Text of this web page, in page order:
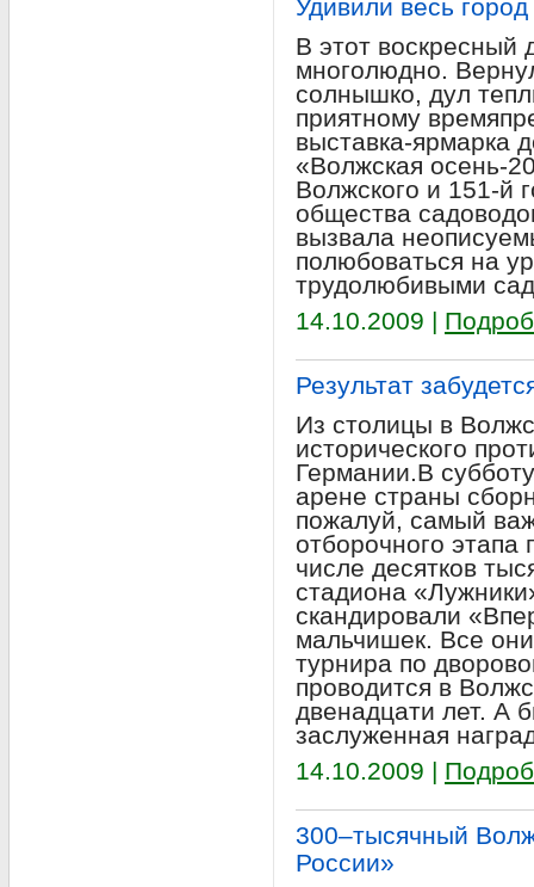
Удивили весь город
В этот воскресный
многолюдно.
солнышко, дул
приятному
выставка-ярмарка
«Волжская осень-
Волжского и 151-й
общества
вызвала
полюбоваться на
трудолюбивыми
14.10.2009 |
Результат
Из столицы в
исторического
Германии.В
арене страны
пожалуй, самый
отборочного
числе десятков
стадиона
скандировали
мальчишек. Все
турнира по
проводится в
двенадцати лет. А
заслуженная
14.10.2009 |
300–тысячный
России»